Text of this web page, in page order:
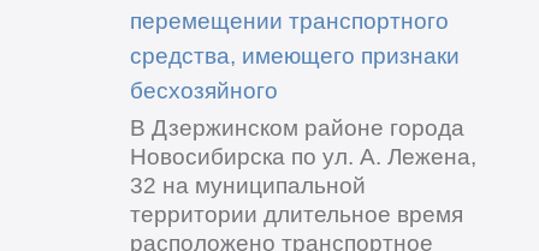
перемещении транспортного
средства, имеющего признаки
бесхозяйного
В Дзержинском районе города
Новосибирска по ул. А. Лежена,
32 на муниципальной
территории длительное время
расположено транспортное